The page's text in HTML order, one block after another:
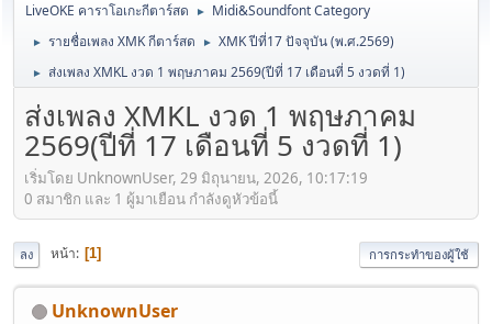
LiveOKE คาราโอเกะกีตาร์สด ► Midi&Soundfont Category
► รายชื่อเพลง XMK กีตาร์สด ► XMK ปีที่17 ปัจจุบัน (พ.ศ.2569)
► ส่งเพลง XMKL งวด 1 พฤษภาคม 2569(ปีที่ 17 เดือนที่ 5 งวดที่ 1)
ส่งเพลง XMKL งวด 1 พฤษภาคม
2569(ปีที่ 17 เดือนที่ 5 งวดที่ 1)
เริ่มโดย UnknownUser, 29 มิถุนายน, 2026, 10:17:19
0 สมาชิก และ 1 ผู้มาเยือน กำลังดูหัวข้อนี้
ลง หน้า 1 การกระทำของผู้ใช้
UnknownUser